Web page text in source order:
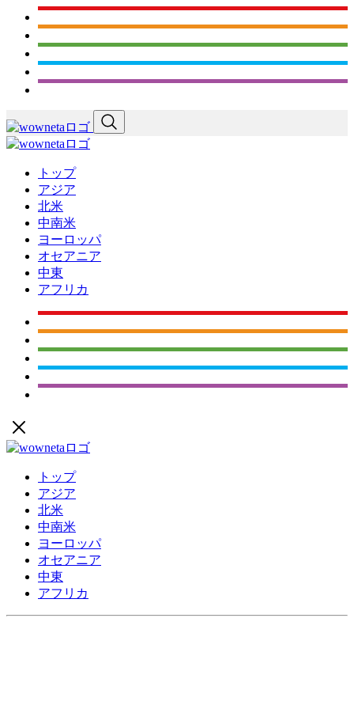
トップ
アジア
北米
中南米
ヨーロッパ
オセアニア
中東
アフリカ
トップ
アジア
北米
中南米
ヨーロッパ
オセアニア
中東
アフリカ